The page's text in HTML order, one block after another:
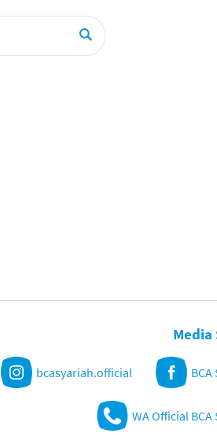
Media
bcasyariah.official
WA Official BCA